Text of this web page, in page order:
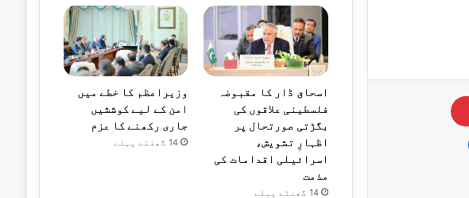
اسحاق ڈار کا مقبوضہ
فلسطینی علاقوں کی
بگڑتی صورتحال پر
اظہارِ تشویش،
اسرائیلی اقدامات کی
مذمت
14 گھنٹے پہلے
وزیراعظم کا خطے میں
امن کے لیے کوششیں
جاری رکھنے کا عزم
14 گھنٹے پہلے